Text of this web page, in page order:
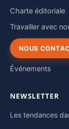
Charte éditoriale
Travailler avec
NOUS
Événements
NEWSLETTER
Les tendances